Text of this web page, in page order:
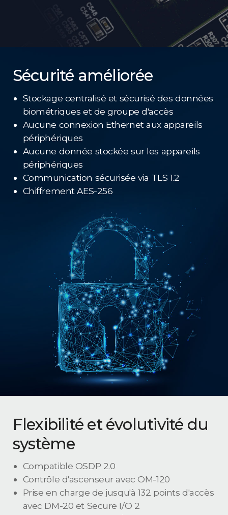
Sécurité améliorée
Stockage centralisé et sécurisé des données
biométriques et de groupe d'accès
Aucune connexion Ethernet aux appareils
périphériques
Aucune donnée stockée sur les appareils
périphériques
Communication sécurisée via TLS 1.2
Chiffrement AES-256
Flexibilité et évolutivité du
système
Compatible OSDP 2.0
Contrôle d'ascenseur avec OM-120
Prise en charge de jusqu'à 132 points d'accès
avec DM-20 et Secure I/O 2